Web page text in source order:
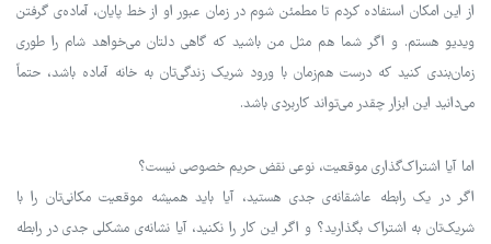
از این امکان استفاده کردم تا مطمئن شوم در زمان عبور او از خط پایان، آماده‌ی گرفتن
ویدیو هستم. و اگر شما هم مثل من باشید که گاهی دلتان می‌خواهد شام را طوری
زمان‌بندی کنید که درست هم‌زمان با ورود شریک زندگی‌تان به خانه آماده باشد، حتماً
می‌دانید این ابزار چقدر می‌تواند کاربردی باشد.
اما آیا اشتراک‌گذاری موقعیت، نوعی نقض حریم خصوصی نیست؟
اگر در یک رابطه عاشقانه‌ی جدی هستید، آیا باید همیشه موقعیت مکانی‌تان را با
شریک‌تان به اشتراک بگذارید؟ و اگر این کار را نکنید، آیا نشانه‌ی مشکلی جدی در رابطه